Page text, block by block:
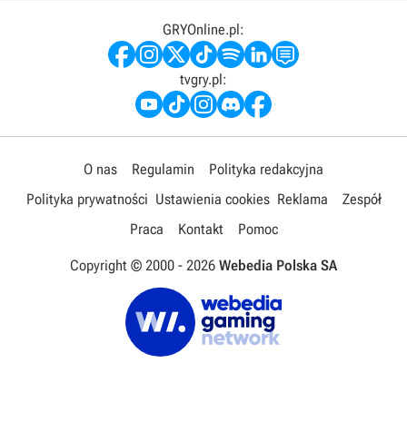
GRYOnline.pl:
tvgry.pl:
O nas Regulamin
Polityka redakcyjna
Polityka prywatności Ustawienia cookies Reklama
Zespół
Praca
Kontakt Pomoc
Copyright © 2000 - 2026 Webedia Polska SA